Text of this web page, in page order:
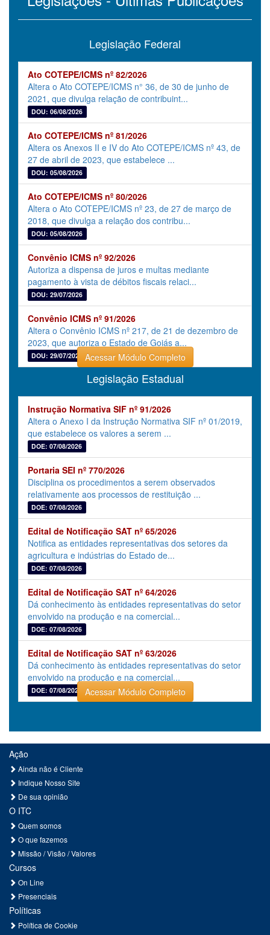
Legislação Federal
Ato COTEPE/ICMS nº 82/2026
Altera o Ato COTEPE/ICMS n° 36, de 30 de junho de
2021, que divulga relação de contribuint...
DOU: 06/08/2026
Ato COTEPE/ICMS nº 81/2026
Altera os Anexos II e IV do Ato COTEPE/ICMS nº 43, de
27 de abril de 2023, que estabelece ...
DOU: 05/08/2026
Ato COTEPE/ICMS nº 80/2026
Altera o Ato COTEPE/ICMS nº 23, de 27 de março de
2018, que divulga a relação dos contribu...
DOU: 05/08/2026
Convênio ICMS nº 92/2026
Autoriza a dispensa de juros e multas mediante
pagamento à vista de débitos fiscais relaci...
DOU: 29/07/2026
Convênio ICMS nº 91/2026
Altera o Convênio ICMS nº 217, de 21 de dezembro de
2023, que autoriza o Estado de Goiás a...
DOU: 29/07/2026 Acessar Módulo Completo
Legislação Estadual
Instrução Normativa SIF nº 91/2026
Altera o Anexo I da Instrução Normativa SIF nº 01/2019,
que estabelece os valores a serem ...
DOE: 07/08/2026
Portaria SEI nº 770/2026
Disciplina os procedimentos a serem observados
relativamente aos processos de restituição ...
DOE: 07/08/2026
Edital de Notificação SAT nº 65/2026
Notifica as entidades representativas dos setores da
agricultura e indústrias do Estado de...
DOE: 07/08/2026
Edital de Notificação SAT nº 64/2026
Dá conhecimento às entidades representativas do setor
envolvido na produção e na comercial...
DOE: 07/08/2026
Edital de Notificação SAT nº 63/2026
Dá conhecimento às entidades representativas do setor
envolvido na produção e na comercial...
DOE: 07/08/2026 Acessar Módulo Completo
Ação
Ainda não é Cliente
Indique Nosso Site
De sua opinião
O ITC
Quem somos
O que fazemos
Missão / Visão / Valores
Cursos
On Line
Presenciais
Políticas
Política de Cookie